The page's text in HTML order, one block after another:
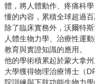
體，將人體動作、疼痛科
懂的內容，累積全球超過百
除了臨床實務外，沃爾特
人體生物力學、治療性運
教育與實證知識的應用。
他的學術積累起於蒙大拿
大學獲得物理治療博士（
院訓練與下肢功能生物力學